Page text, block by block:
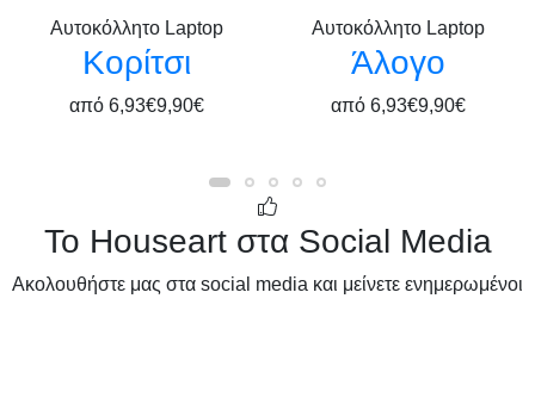
Αυτοκόλλητο Laptop
Κορίτσι
από 6,93€9,90€
Αυτοκόλλητο Laptop
Άλογο
από 6,93€9,90€
Το Houseart στα Social Media
Ακολουθήστε μας στα social media και μείνετε ενημερωμένοι